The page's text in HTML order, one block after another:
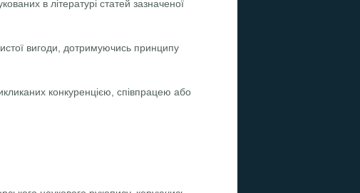
в літературі статей зазначеної
вигоди, дотримуючись принципу
конкуренцією, співпрацею або